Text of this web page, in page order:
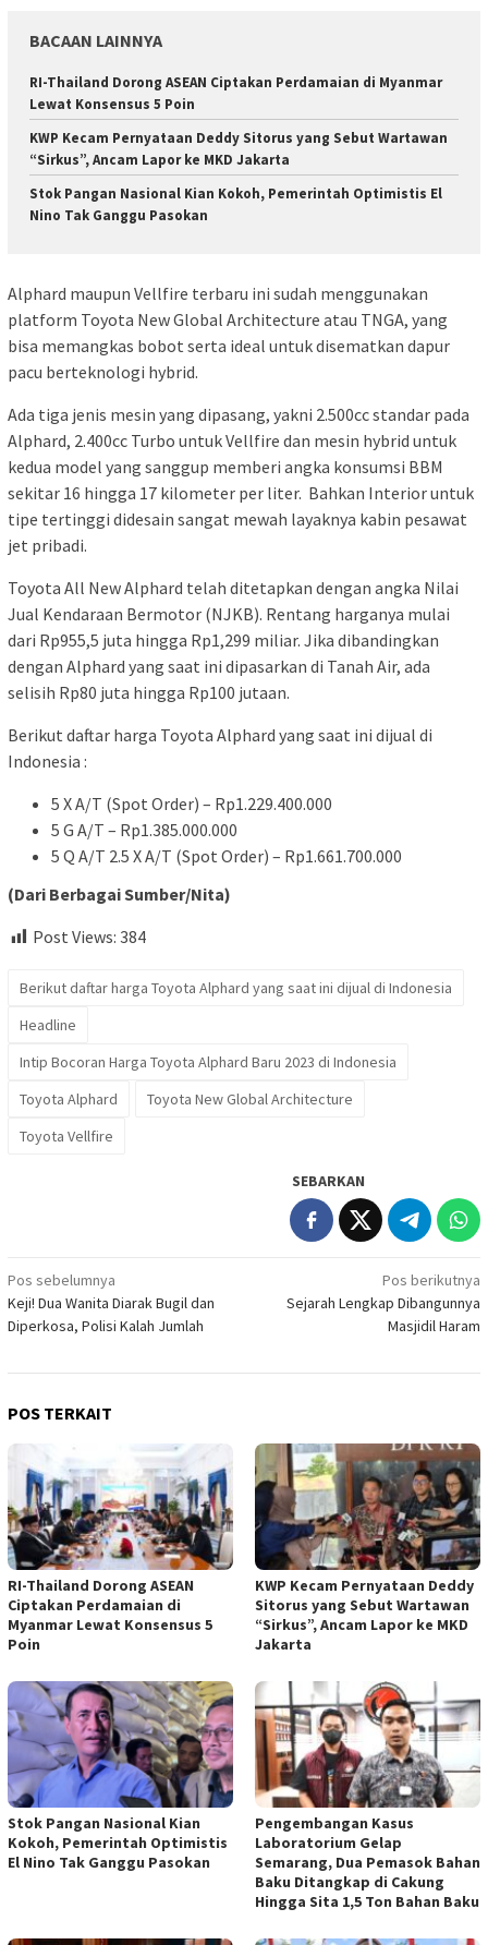
BACAAN LAINNYA
RI-Thailand Dorong ASEAN Ciptakan Perdamaian di Myanmar
Lewat Konsensus 5 Poin
KWP Kecam Pernyataan Deddy Sitorus yang Sebut Wartawan
“Sirkus”, Ancam Lapor ke MKD Jakarta
Stok Pangan Nasional Kian Kokoh, Pemerintah Optimistis El
Nino Tak Ganggu Pasokan
Alphard maupun Vellfire terbaru ini sudah menggunakan
platform Toyota New Global Architecture atau TNGA, yang
bisa memangkas bobot serta ideal untuk disematkan dapur
pacu berteknologi hybrid.
Ada tiga jenis mesin yang dipasang, yakni 2.500cc standar pada
Alphard, 2.400cc Turbo untuk Vellfire dan mesin hybrid untuk
kedua model yang sanggup memberi angka konsumsi BBM
sekitar 16 hingga 17 kilometer per liter. Bahkan Interior untuk
tipe tertinggi didesain sangat mewah layaknya kabin pesawat
jet pribadi.
Toyota All New Alphard telah ditetapkan dengan angka Nilai
Jual Kendaraan Bermotor (NJKB). Rentang harganya mulai
dari Rp955,5 juta hingga Rp1,299 miliar. Jika dibandingkan
dengan Alphard yang saat ini dipasarkan di Tanah Air, ada
selisih Rp80 juta hingga Rp100 jutaan.
Berikut daftar harga Toyota Alphard yang saat ini dijual di
Indonesia :
5 X A/T (Spot Order) – Rp1.229.400.000
5 G A/T – Rp1.385.000.000
5 Q A/T 2.5 X A/T (Spot Order) – Rp1.661.700.000
(Dari Berbagai Sumber/Nita)
Post Views: 384
Berikut daftar harga Toyota Alphard yang saat ini dijual di Indonesia
Headline
Intip Bocoran Harga Toyota Alphard Baru 2023 di Indonesia
Toyota Alphard
Toyota New Global Architecture
Toyota Vellfire
SEBARKAN
Navigasi
pos
Pos sebelumnya
Keji! Dua Wanita Diarak Bugil dan
Diperkosa, Polisi Kalah Jumlah
Pos berikutnya
Sejarah Lengkap Dibangunnya
Masjidil Haram
POS TERKAIT
RI-Thailand Dorong ASEAN
Ciptakan Perdamaian di
Myanmar Lewat Konsensus 5
Poin
KWP Kecam Pernyataan Deddy
Sitorus yang Sebut Wartawan
“Sirkus”, Ancam Lapor ke MKD
Jakarta
Stok Pangan Nasional Kian
Kokoh, Pemerintah Optimistis
El Nino Tak Ganggu Pasokan
Pengembangan Kasus
Laboratorium Gelap
Semarang, Dua Pemasok Bahan
Baku Ditangkap di Cakung
Hingga Sita 1,5 Ton Bahan Baku